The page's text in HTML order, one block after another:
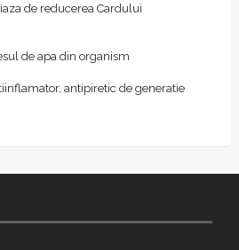
de reducerea Cardului
de apa din organism
antipiretic de generatie